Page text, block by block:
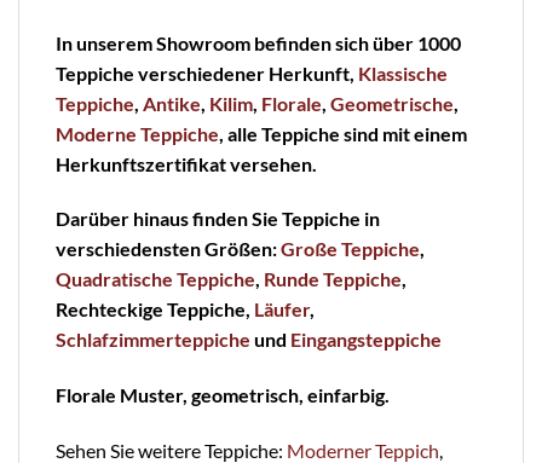
In unserem Showroom befinden sich über 1000
Teppiche verschiedener Herkunft, Klassische
Teppiche Antike Kilim Florale Geometrische
Moderne Teppiche , alle Teppiche sind mit einem
Herkunftszertifikat versehen.
Darüber hinaus finden Sie Teppiche in
verschiedensten Größen:Große Teppiche,
Quadratische Teppiche, Runde Teppiche,
Rechteckige Teppiche, Läufer,
Schlafzimmerteppiche und Eingangsteppiche
Florale Muster, geometrisch, einfarbig.
Sehen Sie weitere Teppiche: Moderner Teppich,